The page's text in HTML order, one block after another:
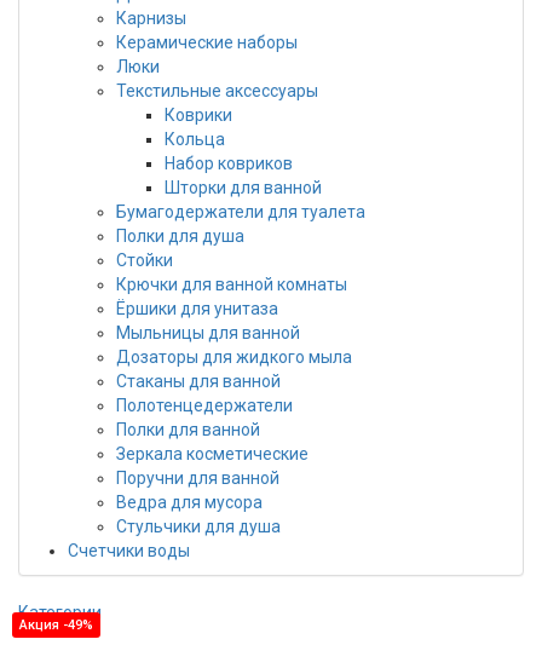
Карнизы
Керамические наборы
Люки
Текстильные аксессуары
Коврики
Кольца
Набор ковриков
Шторки для ванной
Бумагодержатели для туалета
Полки для душа
Стойки
Крючки для ванной комнаты
Ёршики для унитаза
Мыльницы для ванной
Дозаторы для жидкого мыла
Стаканы для ванной
Полотенцедержатели
Полки для ванной
Зеркала косметические
Поручни для ванной
Ведра для мусора
Стульчики для душа
Счетчики воды
Категории
Акция -49%